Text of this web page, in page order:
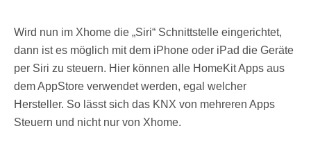
Wird nun im Xhome die „Siri“ Schnittstelle eingerichtet,
dann ist es möglich mit dem iPhone oder iPad die Geräte
per Siri zu steuern. Hier können alle HomeKit Apps aus
dem AppStore verwendet werden, egal welcher
Hersteller. So lässt sich das KNX von mehreren Apps
Steuern und nicht nur von Xhome.